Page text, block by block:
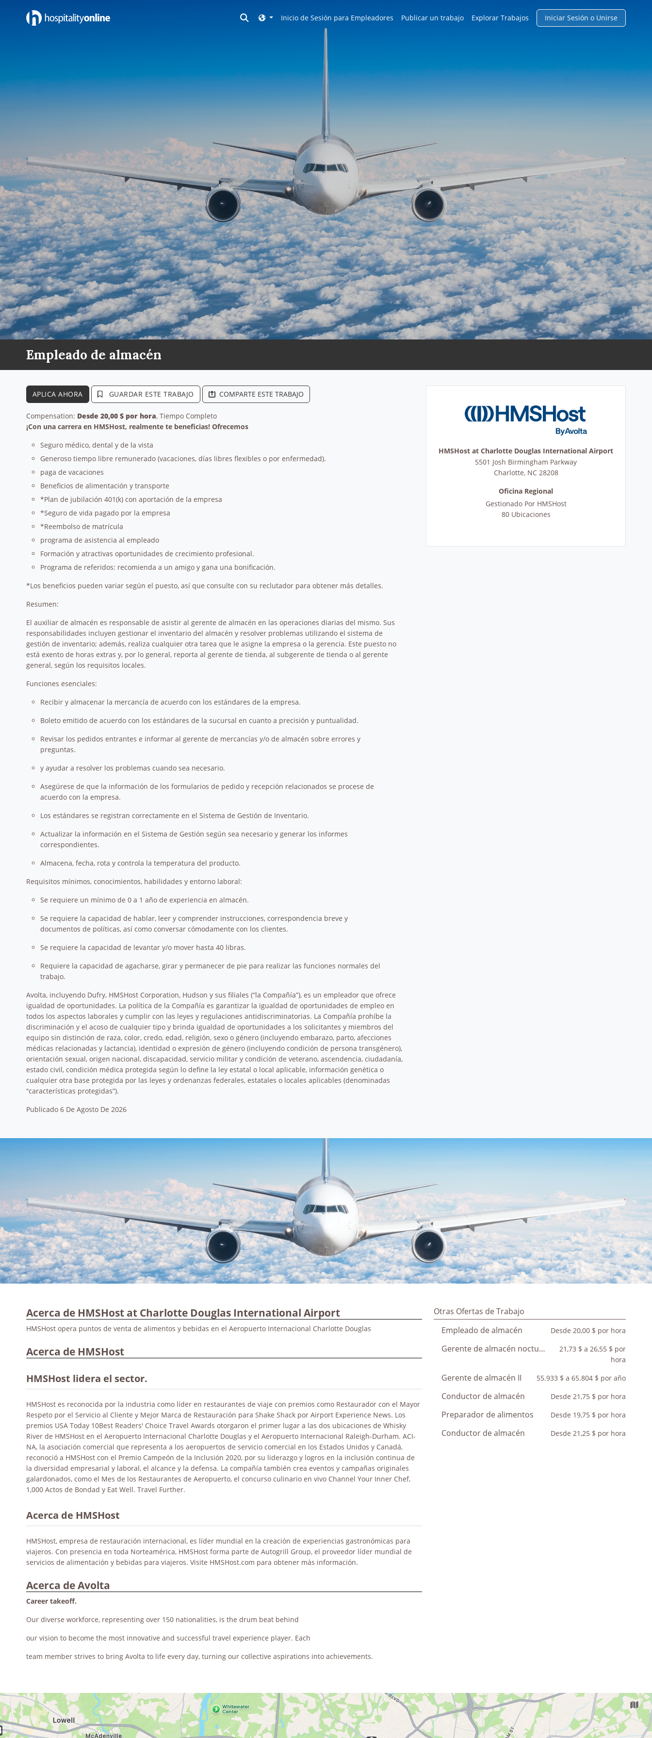
Inicio de Sesión para Empleadores Explorar Trabajos
Publicar un trabajo Iniciar Sesión o Unirse
Empleado de almacén
HMSHost at Charlotte Douglas International Airport
5501 Josh Birmingham Parkway
Charlotte, NC 28208
Oficina Regional
Gestionado Por HMSHost
80 Ubicaciones
APLICA AHORA GUARDAR ESTE TRABAJO COMPARTE ESTE TRABAJO
Compensation: Desde 20,00 $ por hora, Tiempo Completo
¡Con una carrera en HMSHost, realmente te beneficias! Ofrecemos
Seguro médico, dental y de la vista
Generoso tiempo libre remunerado (vacaciones, días libres flexibles o por enfermedad).
paga de vacaciones
Beneficios de alimentación y transporte
*Plan de jubilación 401(k) con aportación de la empresa
*Seguro de vida pagado por la empresa
*Reembolso de matrícula
programa de asistencia al empleado
Formación y atractivas oportunidades de crecimiento profesional.
Programa de referidos: recomienda a un amigo y gana una bonificación.
*Los beneficios pueden variar según el puesto, así que consulte con su reclutador para obtener más detalles.
Resumen:
El auxiliar de almacén es responsable de asistir al gerente de almacén en las operaciones diarias del mismo. Sus
responsabilidades incluyen gestionar el inventario del almacén y resolver problemas utilizando el sistema de
gestión de inventario; además, realiza cualquier otra tarea que le asigne la empresa o la gerencia. Este puesto no
está exento de horas extras y, por lo general, reporta al gerente de tienda, al subgerente de tienda o al gerente
general, según los requisitos locales.
Funciones esenciales:
Recibir y almacenar la mercancía de acuerdo con los estándares de la empresa.
Boleto emitido de acuerdo con los estándares de la sucursal en cuanto a precisión y puntualidad.
Revisar los pedidos entrantes e informar al gerente de mercancías y/o de almacén sobre errores y
preguntas.
y ayudar a resolver los problemas cuando sea necesario.
Asegúrese de que la información de los formularios de pedido y recepción relacionados se procese de
acuerdo con la empresa.
Los estándares se registran correctamente en el Sistema de Gestión de Inventario.
Actualizar la información en el Sistema de Gestión según sea necesario y generar los informes
correspondientes.
Almacena, fecha, rota y controla la temperatura del producto.
Requisitos mínimos, conocimientos, habilidades y entorno laboral:
Se requiere un mínimo de 0 a 1 año de experiencia en almacén.
Se requiere la capacidad de hablar, leer y comprender instrucciones, correspondencia breve y
documentos de políticas, así como conversar cómodamente con los clientes.
Se requiere la capacidad de levantar y/o mover hasta 40 libras.
Requiere la capacidad de agacharse, girar y permanecer de pie para realizar las funciones normales del
trabajo.
Avolta, incluyendo Dufry, HMSHost Corporation, Hudson y sus filiales (“la Compañía”), es un empleador que ofrece
igualdad de oportunidades. La política de la Compañía es garantizar la igualdad de oportunidades de empleo en
todos los aspectos laborales y cumplir con las leyes y regulaciones antidiscriminatorias. La Compañía prohíbe la
discriminación y el acoso de cualquier tipo y brinda igualdad de oportunidades a los solicitantes y miembros del
equipo sin distinción de raza, color, credo, edad, religión, sexo o género (incluyendo embarazo, parto, afecciones
médicas relacionadas y lactancia), identidad o expresión de género (incluyendo condición de persona transgénero),
orientación sexual, origen nacional, discapacidad, servicio militar y condición de veterano, ascendencia, ciudadanía,
estado civil, condición médica protegida según lo define la ley estatal o local aplicable, información genética o
cualquier otra base protegida por las leyes y ordenanzas federales, estatales o locales aplicables (denominadas
“características protegidas”).
Publicado 6 De Agosto De 2026
Acerca de HMSHost at Charlotte Douglas International Airport
HMSHost opera puntos de venta de alimentos y bebidas en el Aeropuerto Internacional Charlotte Douglas
Acerca de HMSHost
HMSHost lidera el sector.
HMSHost es reconocida por la industria como líder en restaurantes de viaje con premios como Restaurador con el Mayor
Respeto por el Servicio al Cliente y Mejor Marca de Restauración para Shake Shack por Airport Experience News. Los
premios USA Today 10Best Readers' Choice Travel Awards otorgaron el primer lugar a las dos ubicaciones de Whisky
River de HMSHost en el Aeropuerto Internacional Charlotte Douglas y el Aeropuerto Internacional Raleigh-Durham. ACI-
NA, la asociación comercial que representa a los aeropuertos de servicio comercial en los Estados Unidos y Canadá,
reconoció a HMSHost con el Premio Campeón de la Inclusión 2020, por su liderazgo y logros en la inclusión continua de
la diversidad empresarial y laboral, el alcance y la defensa. La compañía también crea eventos y campañas originales
galardonados, como el Mes de los Restaurantes de Aeropuerto, el concurso culinario en vivo Channel Your Inner Chef,
1,000 Actos de Bondad y Eat Well. Travel Further.
Acerca de HMSHost
HMSHost, empresa de restauración internacional, es líder mundial en la creación de experiencias gastronómicas para
viajeros. Con presencia en toda Norteamérica, HMSHost forma parte de Autogrill Group, el proveedor líder mundial de
servicios de alimentación y bebidas para viajeros. Visite HMSHost.com para obtener más información.
Acerca de Avolta
Career takeoff.
Our diverse workforce, representing over 150 nationalities, is the drum beat behind
our vision to become the most innovative and successful travel experience player. Each
team member strives to bring Avolta to life every day, turning our collective aspirations into achievements.
Otras Ofertas de Trabajo
Empleado de almacén
Desde 20,00 $ por hora
Gerente de almacén nocturno I
21,73 $ a 26,55 $ por
hora
Gerente de almacén II 55.933 $ a 65.804 $ por año
Conductor de almacén Desde 21,75 $ por hora
Preparador de alimentos Desde 19,75 $ por hora
Conductor de almacén Desde 21,25 $ por hora